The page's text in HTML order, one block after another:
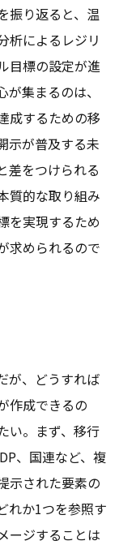
振り返ると、温
析によるレジリ
目標の設定が進
集まるのは、
成するための移
示が普及する未
差をつけられる
質的な取り組み
を実現するため
求められるので
が、どうすれば
作成できるの
い。まず、移行
、国連など、複
示された要素の
れか1つを参照す
ージすることは